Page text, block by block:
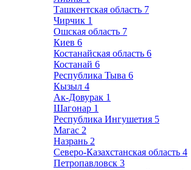
Ташкентская область 7
Чирчик 1
Ошская область 7
Киев 6
Костанайская область 6
Костанай 6
Республика Тыва 6
Кызыл 4
Ак-Довурак 1
Шагонар 1
Республика Ингушетия 5
Магас 2
Назрань 2
Северо-Казахстанская область 4
Петропавловск 3